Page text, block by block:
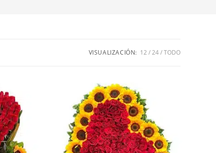
VISUALIZACIÓN: 12 24 TODO